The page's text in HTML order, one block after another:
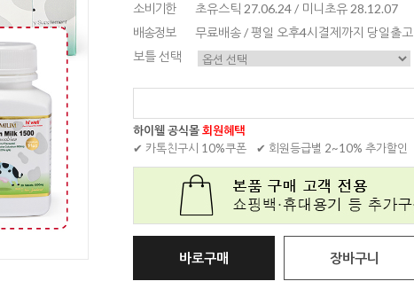
소비기한
초유스틱 27.06.24 / 미니초유 28.12.07
배송정보
무료배송 / 평일 오후4시결제까지 당일출고
보틀 선택
하이웰 공식몰회원혜택
✔ 카톡친구시 10%쿠폰
✔ 회원등급별 2~10% 추가할인
바로구매 장바구니